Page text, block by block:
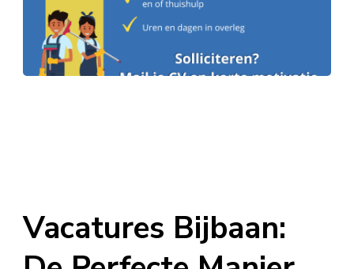
Vacatures Bijbaan: